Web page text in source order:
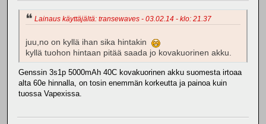
Lainaus käyttäjältä: transewaves - 03.02.14 - klo: 21.37
juu,no on kyllä ihan sika hintakin
kyllä tuohon hintaan pitää saada jo kovakuorinen akku.
Genssin 3s1p 5000mAh 40C kovakuorinen akku suomesta irtoaa
alta 60e hinnalla, on tosin enemmän korkeutta ja painoa kuin
tuossa Vapexissa.